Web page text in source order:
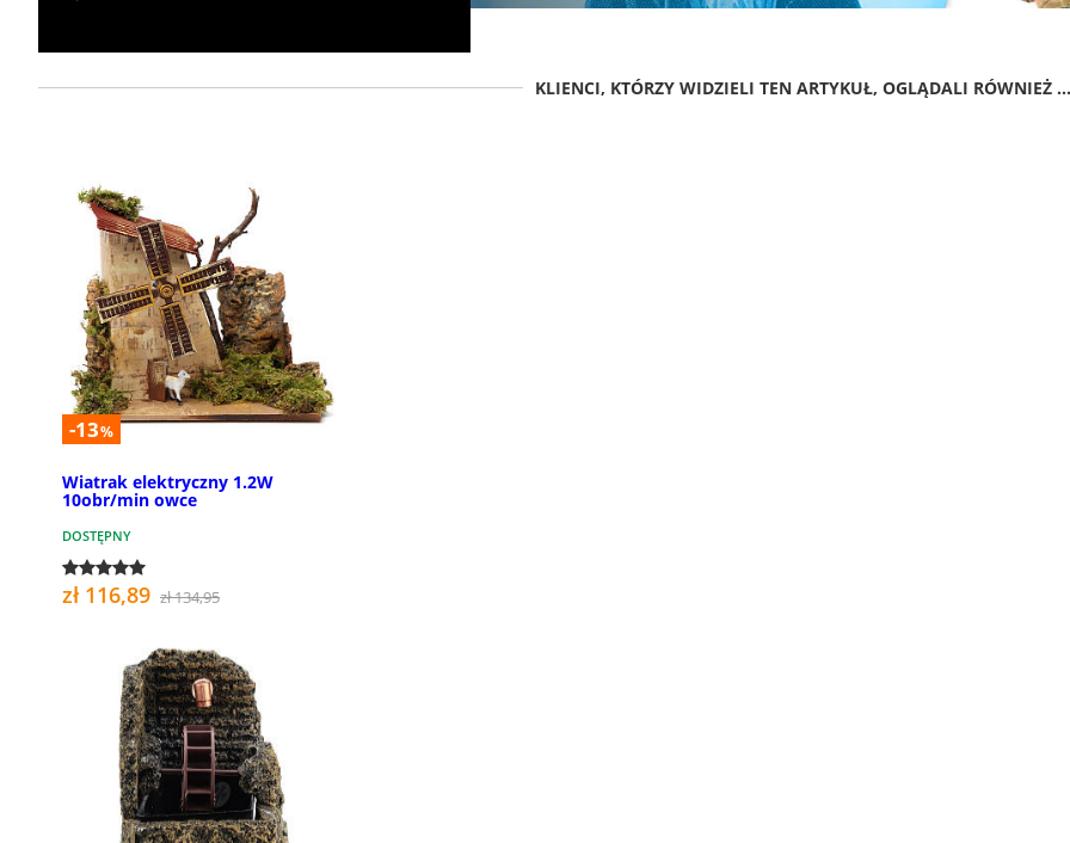
KLIENCI, KTÓRZY WIDZIELI TEN ARTYKUŁ, OGLĄDALI RÓWNIEŻ ...
-13%
Wiatrak elektryczny 1.2W
10obr/min owce
DOSTĘPNY
zł 116,89 zł 134,95